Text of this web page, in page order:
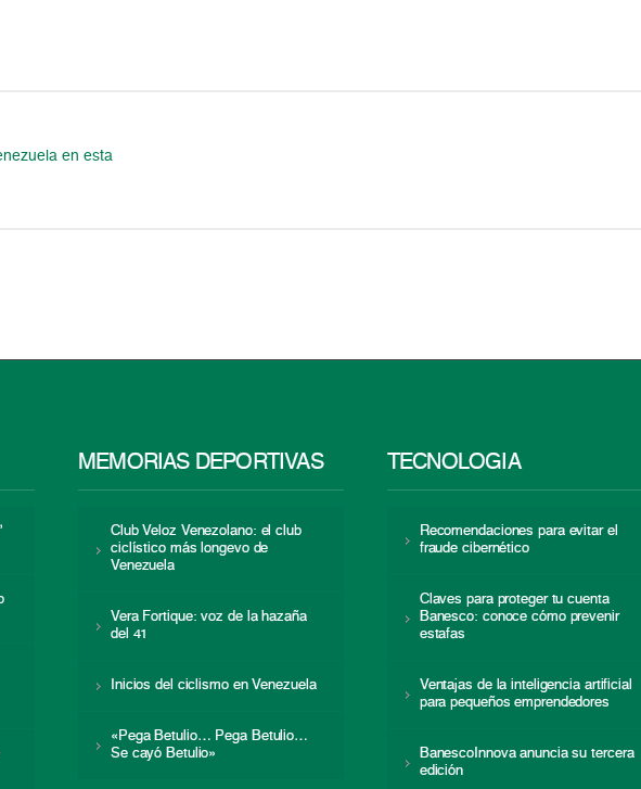
en esta
MEMORIAS DEPORTIVAS
Club Veloz Venezolano: el club
ciclístico más longevo de
Venezuela
Vera Fortique: voz de la hazaña
del 41
Inicios del ciclismo en Venezuela
«Pega Betulio… Pega Betulio…
Se cayó Betulio»
TECNOLOGÍA
Recomendaciones para evitar el
fraude cibernético
Claves para proteger tu cuenta
Banesco: conoce cómo prevenir
estafas
Ventajas de la inteligencia artificial
para pequeños emprendedores
BanescoInnova anuncia su tercera
edición